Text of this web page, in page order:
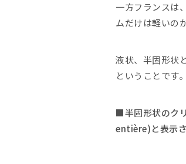
一方フランスは
ムだけは軽いの
液状、半固形状
ということです。
■半固形状のク
entière)と表示